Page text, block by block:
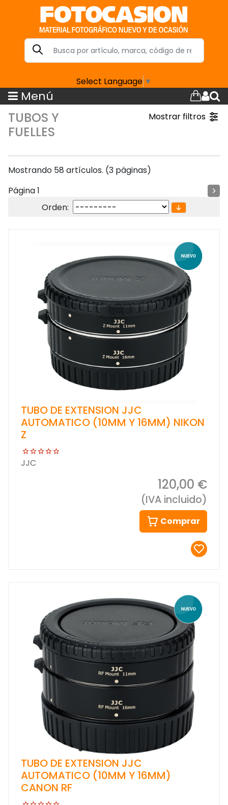
Select Language ▼
Menú
TUBOS Y
FUELLES
Mostrar filtros
Mostrando 58 artículos. (3 páginas)
Página 1
Orden:
TUBO DE EXTENSION JJC
AUTOMATICO (10MM Y 16MM) NIKON
Z
JJC
120,00 €
(IVA incluido)
Comprar
TUBO DE EXTENSION JJC
AUTOMATICO (10MM Y 16MM)
CANON RF